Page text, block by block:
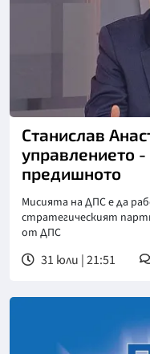
Станислав
управлението
предишното
Мисията на ДПС е да
стратегическият
от ДПС
31 юли | 21:51